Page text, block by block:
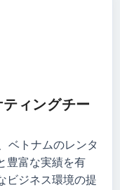
ィングチー
ベトナムのレンタ
豊富な実績を有
ビジネス環境の提